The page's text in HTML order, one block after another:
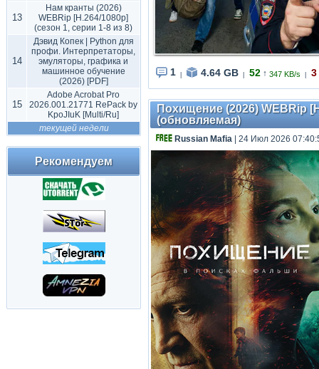
13
Нам кранты (2026)
WEBRip [H.264/1080p]
(сезон 1, серии 1-8 из 8)
14
Дэвид Копек | Python для
профи. Интерпретаторы,
эмуляторы, графика и
машинное обучение
(2026) [PDF]
15
Adobe Acrobat Pro
2026.001.21771 RePack by
KpoJIuK [Multi/Ru]
текущей недели
Рекомендуем
1 4.64 GB 52 ↑ 347 KB/s 3
Похищение (2026) WEBRip
(обновляемая)
Russian Mafia | 24 Июл 2026